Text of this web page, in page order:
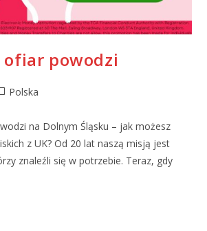
ofiar powodzi
Polska
na Dolnym Śląsku – jak możesz
z UK? Od 20 lat naszą misją jest
znaleźli się w potrzebie. Teraz, gdy